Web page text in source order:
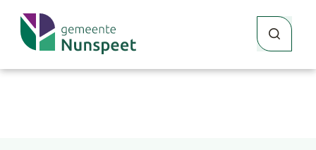
Waar
Zoekknop